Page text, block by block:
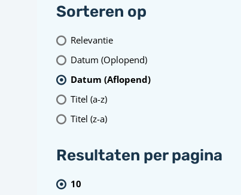
Sorteren op
Relevantie
Datum (Oplopend)
Datum (Aflopend)
Titel (a-z)
Titel (z-a)
Resultaten per pagina
10